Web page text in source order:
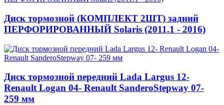
Диск тормозной (КОМПЛЕКТ 2ШТ) задний
ПЕРФОРИРОВАННЫЙ Solaris (2011.1 - 2016)
Диск тормозной передний Lada Largus 12-
Renault Logan 04- Renault SanderoStepway 07-
259 мм